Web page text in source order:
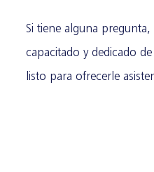
Si tiene alguna
capacitado y dedicado
listo para ofrecerle